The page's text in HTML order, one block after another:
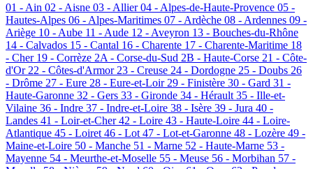
01 - Ain 02 - Aisne 03 - Allier04 - Alpes-de-Haute-Provence 05 -
Hautes-Alpes 06 - Alpes-Maritimes 07 - Ardèche 08 - Ardennes 09 -
Ariège 10 - Aube 11 - Aude 12 - Aveyron 13 - Bouches-du-Rhône
14 - Calvados 15 - Cantal 16 - Charente 17 - Charente-Maritime 18
- Cher 19 - Corrèze 2A - Corse-du-Sud 2B - Haute-Corse 21 - Côte-
d'Or 22 - Côtes-d'Armor 23 - Creuse 24 - Dordogne 25 - Doubs 26
- Drôme 27 - Eure 28 - Eure-et-Loir 29 - Finistère 30 - Gard 31 -
Haute-Garonne 32 - Gers 33 - Gironde 34 - Hérault 35 - Ille-et-
Vilaine 36 - Indre 37 - Indre-et-Loire 38 - Isère 39 - Jura 40 -
Landes 41 - Loir-et-Cher42 - Loire 43 - Haute-Loire 44 - Loire-
Atlantique 45 - Loiret 46 - Lot 47 - Lot-et-Garonne 48 - Lozère 49 -
Maine-et-Loire 50 - Manche 51 - Marne 52 - Haute-Marne 53 -
Mayenne 54 - Meurthe-et-Moselle 55 - Meuse 56 - Morbihan 57 -